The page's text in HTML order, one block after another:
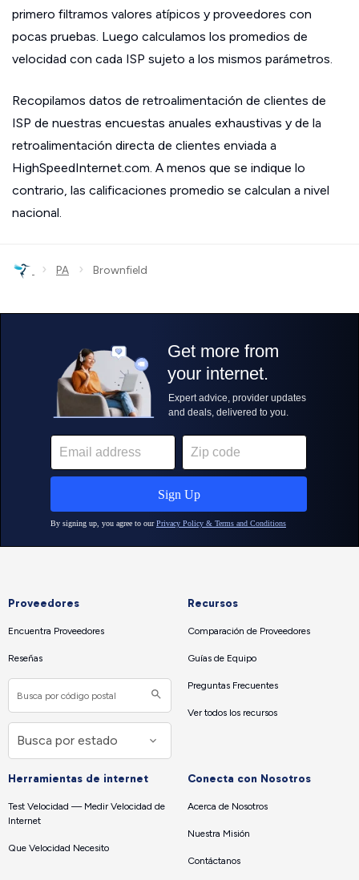
primero filtramos valores atípicos y proveedores con
pocas pruebas. Luego calculamos los promedios de
velocidad con cada ISP sujeto a los mismos parámetros.
Recopilamos datos de retroalimentación de clientes de
ISP de nuestras encuestas anuales exhaustivas y de la
retroalimentación directa de clientes enviada a
HighSpeedInternet.com. A menos que se indique lo
contrario, las calificaciones promedio se calculan a nivel
nacional.
› PA › Brownfield
Proveedores
Encuentra Proveedores
Reseñas
Recursos
Comparación de Proveedores
Guías de Equipo
Preguntas Frecuentes
Ver todos los recursos
Herramientas de internet
Test Velocidad — Medir Velocidad de
Internet
Que Velocidad Necesito
Conecta con Nosotros
Acerca de Nosotros
Nuestra Misión
Contáctanos